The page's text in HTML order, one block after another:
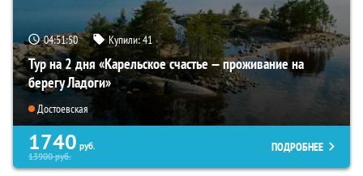
04:51:49 Купили:41
Тур на 2 дня «Карельское счастье — проживание на
берегу Ладоги»
Достоевская
1740 руб.
13900руб.
ПОДРОБНЕЕ